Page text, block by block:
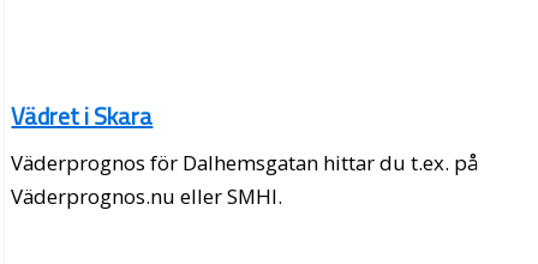
Vädret i Skara
Väderprognos för Dalhemsgatan hittar du t.ex. på
Väderprognos.nu eller SMHI.